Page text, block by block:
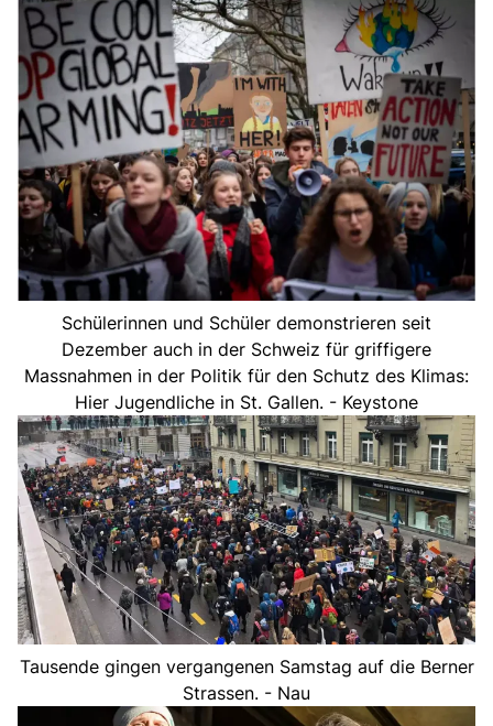
Schülerinnen und Schüler demonstrieren seit
Dezember auch in der Schweiz für griffigere
Massnahmen in der Politik für den Schutz des Klimas:
Hier Jugendliche in St. Gallen. - Keystone
Tausende gingen vergangenen Samstag auf die Berner
Strassen. - Nau